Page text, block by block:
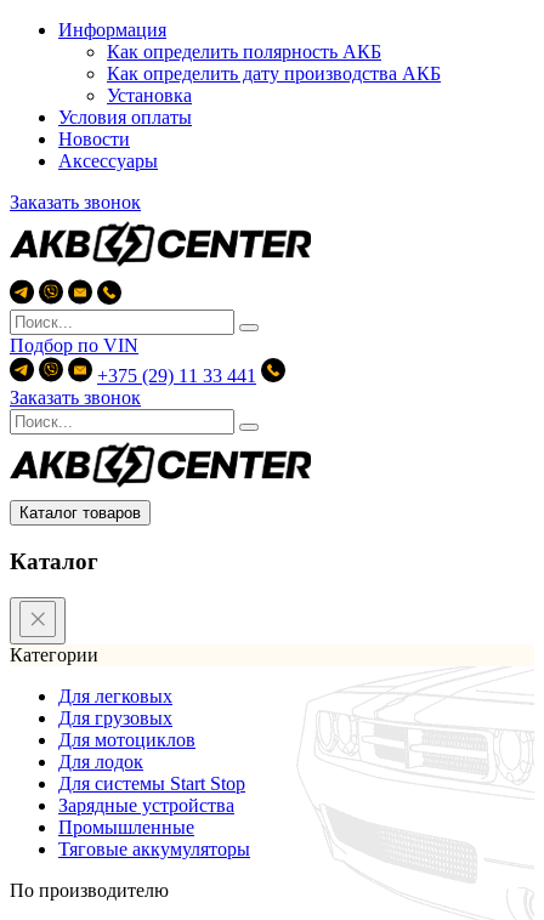
Информация
Как определить полярность АКБ
Как определить дату производства АКБ
Установка
Условия оплаты
Новости
Аксессуары
Заказать звонок
Подбор по VIN
+375 (29) 11 33 441
Заказать звонок
Каталог товаров
Каталог
Категории
Для легковых
Для грузовых
Для мотоциклов
Для лодок
Для системы Start Stop
Зарядные устройства
Промышленные
Тяговые аккумуляторы
По производителю